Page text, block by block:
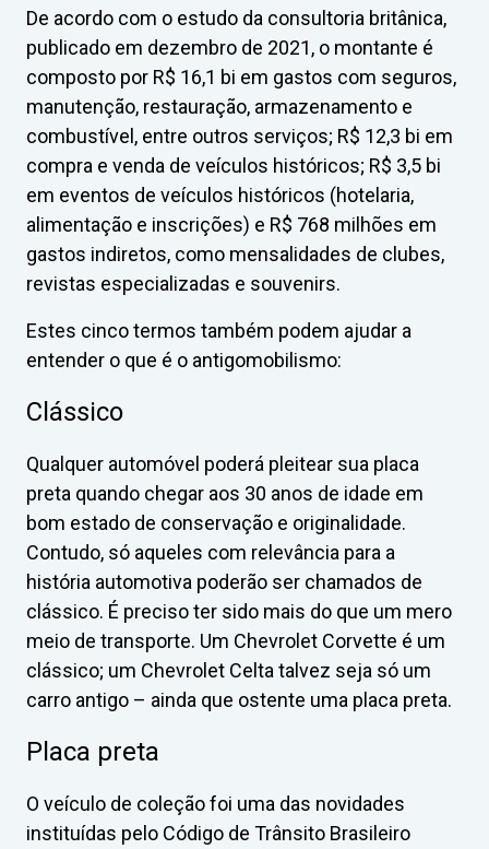
De acordo com o estudo da consultoria britânica,
publicado em dezembro de 2021, o montante é
composto por R$ 16,1 bi em gastos com seguros,
manutenção, restauração, armazenamento e
combustível, entre outros serviços; R$ 12,3 bi em
compra e venda de veículos históricos; R$ 3,5 bi
em eventos de veículos históricos (hotelaria,
alimentação e inscrições) e R$ 768 milhões em
gastos indiretos, como mensalidades de clubes,
revistas especializadas e souvenirs.
Estes cinco termos também podem ajudar a
entender o que é o antigomobilismo:
Clássico
Qualquer automóvel poderá pleitear sua placa
preta quando chegar aos 30 anos de idade em
bom estado de conservação e originalidade.
Contudo, só aqueles com relevância para a
história automotiva poderão ser chamados de
clássico. É preciso ter sido mais do que um mero
meio de transporte. Um Chevrolet Corvette é um
clássico; um Chevrolet Celta talvez seja só um
carro antigo – ainda que ostente uma placa preta.
Placa preta
O veículo de coleção foi uma das novidades
instituídas pelo Código de Trânsito Brasileiro